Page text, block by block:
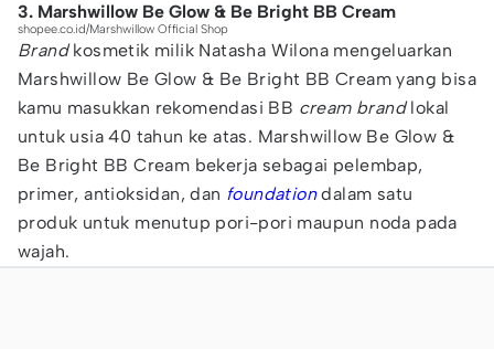
3. Marshwillow Be Glow & Be Bright BB Cream
shopee.co.id/Marshwillow Official Shop
Brandkosmetik milik Natasha Wilona mengeluarkan
Marshwillow Be Glow & Be Bright BB Cream yang bisa
kamu masukkan rekomendasi BB cream brandlokal
untuk usia 40 tahun ke atas. Marshwillow Be Glow &
Be Bright BB Cream bekerja sebagai pelembap,
primer, antioksidan, dan foundation dalam satu
produk untuk menutup pori-pori maupun noda pada
wajah.